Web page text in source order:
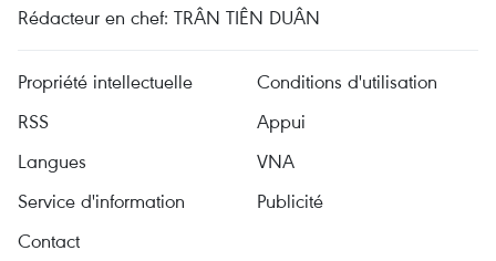
Rédacteur en chef: TRÂN TIÊN DUÂN
Propriété intellectuelle
Conditions d'utilisation
RSS
Appui
Langues
VNA
Service d'information
Publicité
Contact